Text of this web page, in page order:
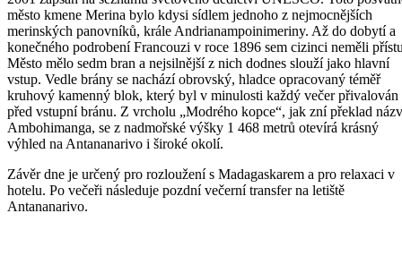
město kmene Merina bylo kdysi sídlem jednoho z nejmocnějších
merinských panovníků, krále Andrianampoinimeriny. Až do dobytí a
konečného podrobení Francouzi v roce 1896 sem cizinci neměli
Město mělo sedm bran a nejsilnější z nich dodnes slouží jako hlavní
vstup. Vedle brány se nachází obrovský, hladce opracovaný téměř
kruhový kamenný blok, který byl v minulosti každý večer přivalován
před vstupní bránu. Z vrcholu „Modrého kopce“, jak zní překlad
Ambohimanga, se z nadmořské výšky 1 468 metrů otevírá krásný
výhled na Antananarivo i široké okolí.
Závěr dne je určený pro rozloužení s Madagaskarem a pro relaxaci v
hotelu. Po večeři následuje pozdní večerní transfer na letiště
Antananarivo.